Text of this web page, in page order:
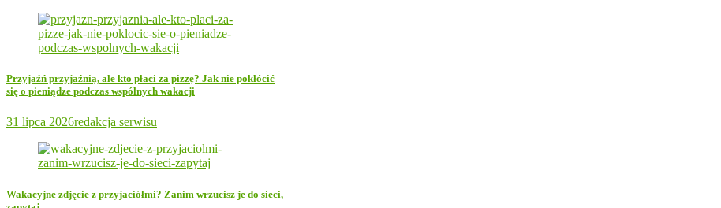
Przyjaźń przyjaźnią, ale kto płaci za pizzę? Jak nie pokłócić
się o pieniądze podczas wspólnych wakacji
31 lipca 2026redakcja serwisu
Wakacyjne zdjęcie z przyjaciółmi? Zanim wrzucisz je do sieci,